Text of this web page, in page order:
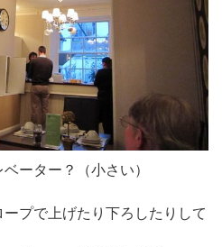
ーター？（小さい）
ープで上げたり下ろしたりして